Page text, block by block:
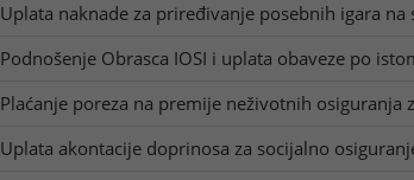
Uplata naknade za priređivanje posebnih igara na
Podnošenje Obrasca IOSI i uplata obaveze po
Plaćanje poreza na premije neživotnih
Uplata akontacije doprinosa za socijalno